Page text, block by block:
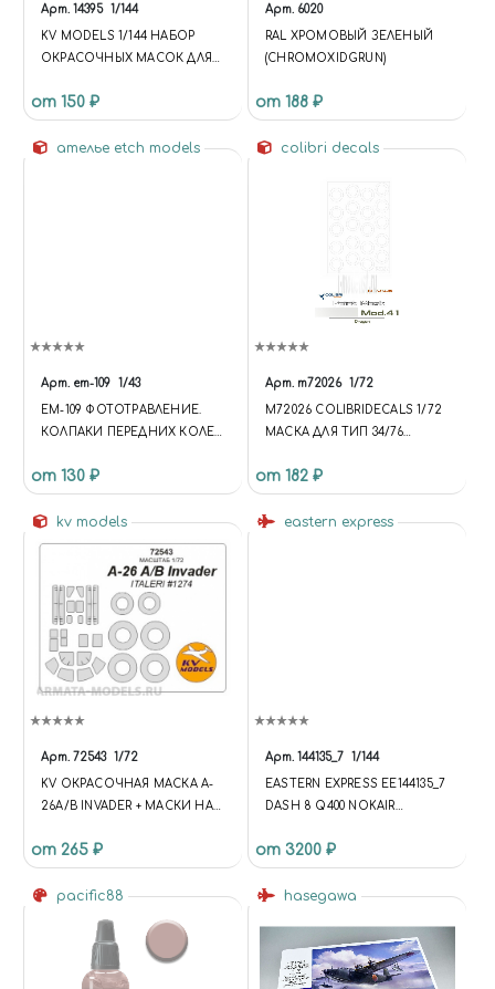
Арт. 14395 1/144
KV MODELS 1/144 НАБОР
ОКРАСОЧНЫХ МАСОК ДЛЯ
ДИСКИ И КОЛЕСА
от 150 ₽
Арт. 6020
RAL ХРОМОВЫЙ ЗЕЛЕНЫЙ
(CHROMOXIDGRUN)
от 188 ₽
ателье etch models
Арт. em-109 1/43
EM-109 ФОТОТРАВЛЕНИЕ.
КОЛПАКИ ПЕРЕДНИХ КОЛЕС
БЛЕСТЯЩИЙ НИКЕЛЬ
от 130 ₽
colibri decals
Арт. m72026 1/72
M72026 COLIBRIDECALS 1/72
МАСКА ДЛЯ ТИП 34/76
от 182 ₽
kv models
Арт. 72543 1/72
KV ОКРАСОЧНАЯ МАСКА A-
26A/B INVADER + МАСКИ НА
МОДЕЛЕЙ ФИРМЫ ITALERI
от 265 ₽
eastern express
Арт. 144135_7 1/144
EASTERN EXPRESS ЕЕ144135_7
DASH 8 Q400 NOKAIR
от 3200 ₽
pacific88 hasegawa